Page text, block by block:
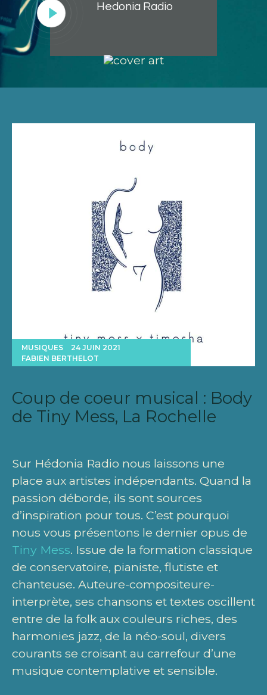
Hedonia Radio
MUSIQUES
24 JUIN 2021
FABIEN BERTHELOT
Coup de coeur musical : Body
de Tiny Mess, La Rochelle
Sur Hédonia Radio nous laissons une
place aux artistes indépendants. Quand la
passion déborde, ils sont sources
d’inspiration pour tous. C’est pourquoi
nous vous présentons le dernier opus de
Tiny Mess. Issue de la formation classique
de conservatoire, pianiste, flutiste et
chanteuse. Auteure-compositeure-
interprète, ses chansons et textes oscillent
entre de la folk aux couleurs riches, des
harmonies jazz, de la néo-soul, divers
courants se croisant au carrefour d’une
musique contemplative et sensible.